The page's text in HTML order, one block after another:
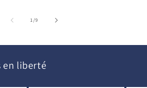
1/de
9
en liberté